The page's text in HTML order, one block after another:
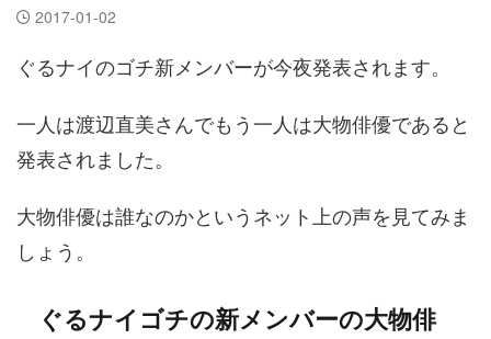
2017-01-02
ぐるナイのゴチ新メンバーが今夜発表されます。
一人は渡辺直美さんでもう一人は大物俳優であると
発表されました。
大物俳優は誰なのかというネット上の声を見てみま
しょう。
ぐるナイゴチの新メンバーの大物俳